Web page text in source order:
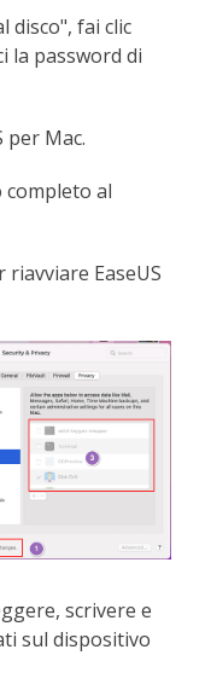
disco", fai clic
la password di
per Mac.
completo al
riavviare EaseUS
scrivere e
sul dispositivo